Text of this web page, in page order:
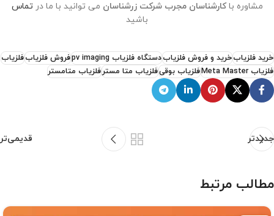
مشاوره باکارشناسان مجرب شرکت زرشناسان می توانید با ما درتماس
باشید
خرید فلزیابخرید و فروش فلزیابدستگاه فلزیاب pv imaging فروش فلزیابفلزیاب
فلزیاب Meta Master
فلزیاب بوقیفلزیاب متا مسترفلزیاب متامستر
جدیدتر قدیمی‌تر
مطالب مرتبط